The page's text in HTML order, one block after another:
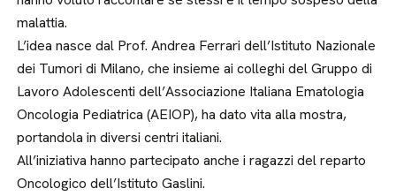
malattia.
L’idea nasce dal Prof. Andrea Ferrari dell’Istituto Nazionale
dei Tumori di Milano, che insieme ai colleghi del Gruppo di
Lavoro Adolescenti dell’Associazione Italiana Ematologia
Oncologia Pediatrica (AEIOP), ha dato vita alla mostra,
portandola in diversi centri italiani.
All’iniziativa hanno partecipato anche i ragazzi del reparto
Oncologico dell’Istituto Gaslini.